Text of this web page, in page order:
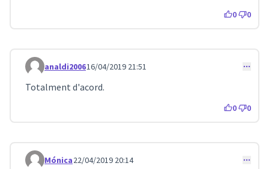
0 0
Comentari 65
analdi200616/04/2019 21:51
Totalment d'acord.
0 0
Comentari 103
Mónica22/04/2019 20:14